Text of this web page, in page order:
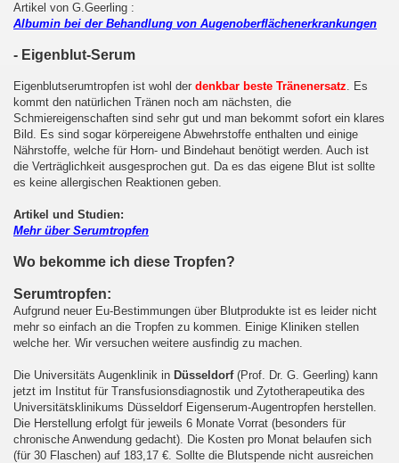
Artikel von G.Geerling :
Albumin bei der Behandlung von Augenoberflächenerkrankungen
- Eigenblut-Serum
Eigenblutserumtropfen ist wohl der denkbar beste Tränenersatz. Es
kommt den natürlichen Tränen noch am nächsten, die
Schmiereigenschaften sind sehr gut und man bekommt sofort ein klares
Bild. Es sind sogar körpereigene Abwehrstoffe enthalten und einige
Nährstoffe, welche für Horn- und Bindehaut benötigt werden. Auch ist
die Verträglichkeit ausgesprochen gut. Da es das eigene Blut ist sollte
es keine allergischen Reaktionen geben.
Artikel und Studien:
Mehr über Serumtropfen
Wo bekomme ich diese Tropfen?
Serumtropfen:
Aufgrund neuer Eu-Bestimmungen über Blutprodukte ist es leider nicht
mehr so einfach an die Tropfen zu kommen. Einige Kliniken stellen
welche her. Wir versuchen weitere ausfindig zu machen.
Die Universitäts Augenklinik in Düsseldorf (Prof. Dr. G. Geerling) kann
jetzt im Institut für Transfusionsdiagnostik und Zytotherapeutika des
Universitätsklinikums Düsseldorf Eigenserum-Augentropfen herstellen.
Die Herstellung erfolgt für jeweils 6 Monate Vorrat (besonders für
chronische Anwendung gedacht). Die Kosten pro Monat belaufen sich
(für 30 Flaschen) auf 183,17 €. Sollte die Blutspende nicht ausreichen